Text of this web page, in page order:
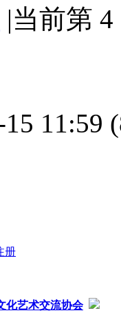
|当前第 4
15 11:59
册
化艺术交流协会